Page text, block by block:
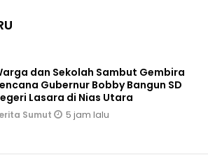
dan Sekolah Sambut Gembira
Gubernur Bobby Bangun SD
Lasara di Nias Utara
Sumut 5 jam lalu